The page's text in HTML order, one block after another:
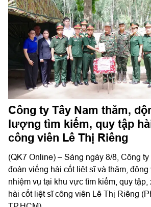
Công ty Tây Nam thăm,
lượng tìm kiếm, quy tập
công viên Lê Thị Riêng
(QK7 Online) – Sáng ngày 8/8, Công
đoàn viếng hài cốt liệt sĩ và thăm,
nhiệm vụ tại khu vực tìm kiếm, quy tập,
hài cốt liệt sĩ công viên Lê Thị Riêng